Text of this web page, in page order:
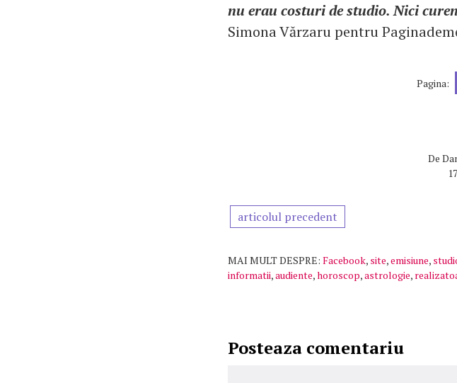
nu erau costuri de studio. Nici
Simona Vărzaru pentru
Pagina:
De
articolul precedent
MAI MULT DESPRE: Facebook, site,emisiune,
informatii,audiente,horoscop,astrologie,
Posteaza comentariu